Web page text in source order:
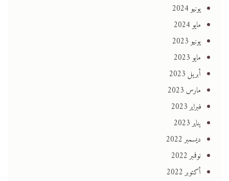
يونيو 2024
مايو 2024
يونيو 2023
مايو 2023
أبريل 2023
مارس 2023
فبراير 2023
يناير 2023
ديسمبر 2022
نوفمبر 2022
أكتوبر 2022